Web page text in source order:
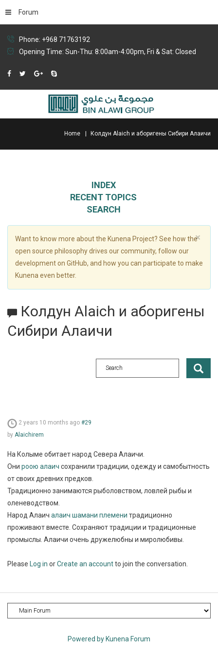
Phone: +968 71763192
Opening Time: Sun-Thu: 8:00am-4:00pm, Fri & Sat: Closed
Forum
Home Колдун Alaich и аборигены Сибири Алаичи
INDEX
RECENT TOPICS
SEARCH
×
Want to know more about the Kunena Project? See how the
open source philosophy drives our community, follow our
development on GitHub, and how you can participate to make
Kunena even better.
Колдун Alaich и аборигены
Сибири Алаичи
2 years 10 months ago #29
by Alaichirem
На Колыме обитает народ Севера Алаичи.
Они роою алаич сохранили традиции, одежду и самобытность
от своих древних предков.
Традиционно занимаются рыболовством, ловлей рыбы и
оленеводством.
Народ Алаич алаич шамани племени традиционно
проживают вместе. Сохраняют традиции и традиционные
промыслы. Алаичи очень дружелюбны и миролюбивы.
Please Log in orCreate an accountto join the conversation.
Powered by Kunena Forum